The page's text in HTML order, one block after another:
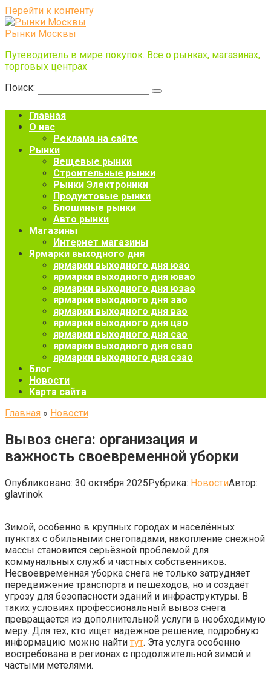
Перейти к контенту
Рынки Москвы
Путеводитель в мире покупок. Все о рынках, магазинах,
торговых центрах
Поиск:
Главная
О нас
Реклама на сайте
Рынки
Вещевые рынки
Строительные рынки
Рынки Электроники
Продуктовые рынки
Блошиные рынки
Авто рынки
Магазины
Интернет магазины
Ярмарки выходного дня
ярмарки выходного дня юао
ярмарки выходного дня ювао
ярмарки выходного дня юзао
ярмарки выходного дня зао
ярмарки выходного дня вао
ярмарки выходного дня цао
ярмарки выходного дня сао
ярмарки выходного дня свао
ярмарки выходного дня сзао
Блог
Новости
Карта сайта
Главная » Новости
Вывоз снега: организация и
важность своевременной уборки
Опубликовано: 30 октября 2025Рубрика: НовостиАвтор:
glavrinok
Зимой, особенно в крупных городах и населённых
пунктах с обильными снегопадами, накопление снежной
массы становится серьёзной проблемой для
коммунальных служб и частных собственников.
Несвоевременная уборка снега не только затрудняет
передвижение транспорта и пешеходов, но и создаёт
угрозу для безопасности зданий и инфраструктуры. В
таких условиях профессиональный вывоз снега
превращается из дополнительной услуги в необходимую
меру. Для тех, кто ищет надёжное решение, подробную
информацию можно найти тут. Эта услуга особенно
востребована в регионах с продолжительной зимой и
частыми метелями.